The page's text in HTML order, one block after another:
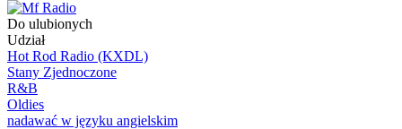
Do ulubionych
Udział
Hot Rod Radio (KXDL)
Stany Zjednoczone
R&B
Oldies
nadawać w języku angielskim